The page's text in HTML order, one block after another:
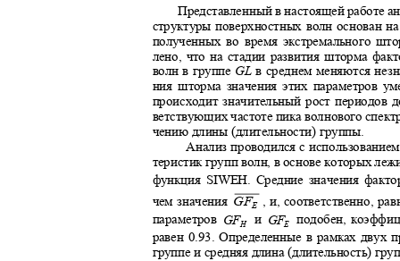
Представленный в настоящей работе
структуры поверхностных волн основан
полученных во время экстремального
лено, что на стадии развития шторма
волн в группе GLв среднем меняются
ния шторма значения этих параметров
происходит значительный рост периодов
ветствующих частоте пика волнового
чению длины (длительности) группы.
Анализ проводился с
теристик групп волн, в основе которых
функция SIWEH. Средние значения
чем значения
, и, соответственно
GFE
параметров и подобен,
GFE
GFH
равен 0.93. Определенные в рамках двух
группе и средняя длина (длительность)